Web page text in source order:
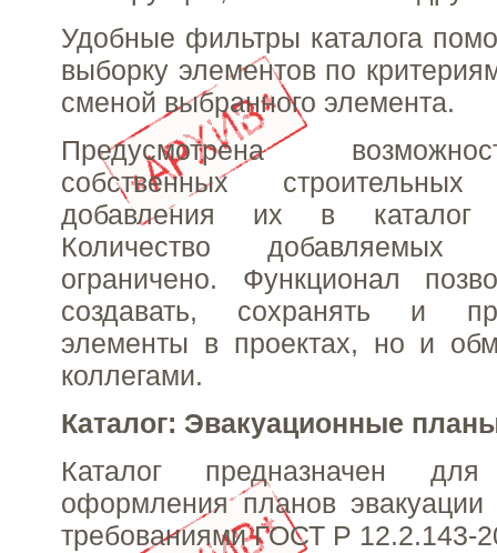
Удобные фильтры каталога
выборку элементов по
сменой выбранного элемента.
Предусмотрена
собственных
добавления их в каталог
Количество
ограничено. Функционал
создавать, сохранять и
элементы в проектах, но и
коллегами.
Каталог: Эвакуационные
Каталог предназначен
оформления планов эвакуации
требованиями ГОСТ Р 12.2.143-